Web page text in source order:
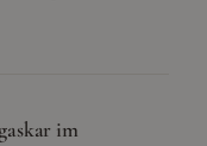
im